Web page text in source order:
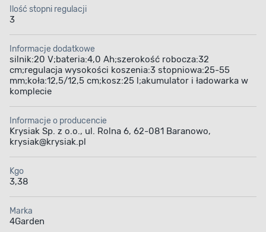
Ilość stopni regulacji
3
Informacje dodatkowe
silnik:20 V;bateria:4,0 Ah;szerokość robocza:32
cm;regulacja wysokości koszenia:3 stopniowa:25-55
mm;koła:12,5/12,5 cm;kosz:25 l;akumulator i ładowarka w
komplecie
Informacje o producencie
Krysiak Sp. z o.o., ul. Rolna 6, 62-081 Baranowo,
krysiak@krysiak.pl
Kgo
3,38
Marka
4Garden